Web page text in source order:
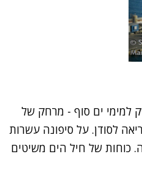
ים סוף - מרחק של
לסודן. על סיפונה עשרות
כוחות של חיל הים משיטים